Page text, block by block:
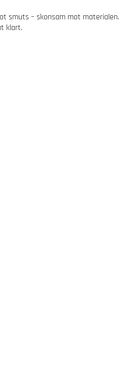
smuts – skonsam mot materialen.
klart.